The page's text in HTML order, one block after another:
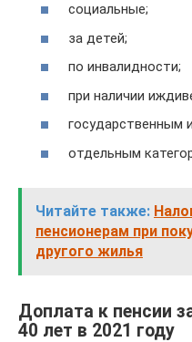
социальные;
за детей;
по инвалидности;
при наличии
государственным
отдельным
Читайте также:
пенсионерам при
другого жилья
Доплата к пенсии
40 лет в 2021 году